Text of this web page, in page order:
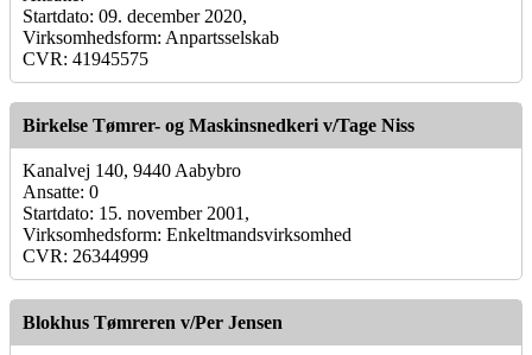
Startdato: 09. december 2020,
Virksomhedsform: Anpartsselskab
CVR: 41945575
Birkelse Tømrer- og Maskinsnedkeri v/Tage Niss
Kanalvej 140, 9440 Aabybro
Ansatte: 0
Startdato: 15. november 2001,
Virksomhedsform: Enkeltmandsvirksomhed
CVR: 26344999
Blokhus Tømreren v/Per Jensen